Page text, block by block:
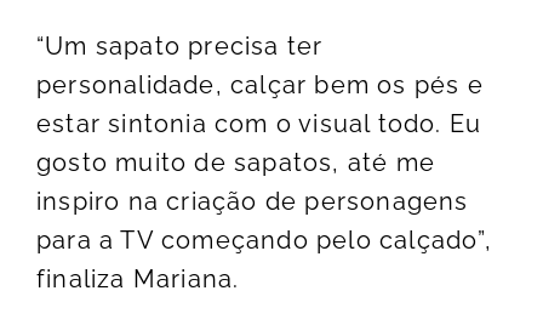
“Um sapato precisa ter
personalidade, calçar bem os pés e
estar sintonia com o visual todo. Eu
gosto muito de sapatos, até me
inspiro na criação de personagens
para a TV começando pelo calçado”,
finaliza Mariana.